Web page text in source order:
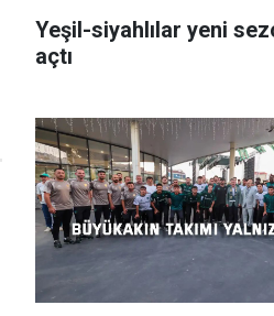
Yeşil-siyahlılar yeni
açtı